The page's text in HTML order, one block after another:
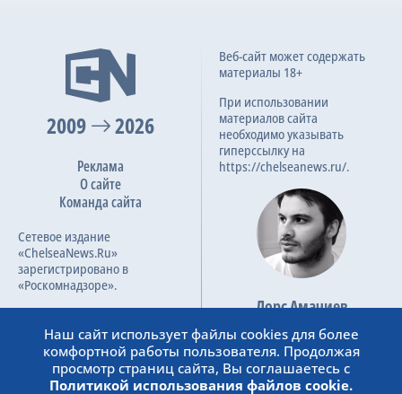
2009 2026
Реклама
О сайте
Команда сайта
Сетевое издание
«ChelseaNews.Ru»
зарегистрировано в
«Роскомнадзоре».
ФС 77 – 87138.
Веб-сайт может содержать
материалы 18+
При использовании
материалов сайта
необходимо указывать
гиперссылку на
https://chelseanews.ru/.
Лорс Амачиев
Основатель сайта
admin@chelseanews.ru
https://www.linkedin.com/
Наш сайт использует файлы cookies для более
комфортной работы пользователя. Продолжая
просмотр страниц сайта, Вы соглашаетесь с
Политикой использования файлов cookie.